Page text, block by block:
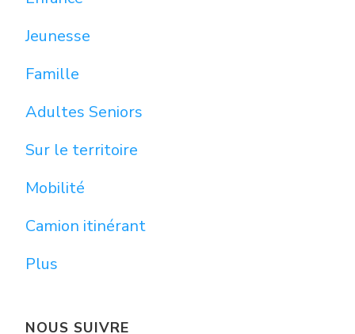
Jeunesse
Famille
Adultes Seniors
Sur le territoire
Mobilité
Camion itinérant
Plus
NOUS SUIVRE